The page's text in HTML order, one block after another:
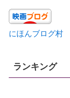
にほんブログ村
ランキング